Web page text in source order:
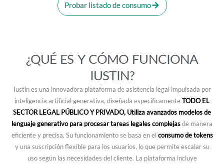
Probar listado de consumo
¿QUÉ ES Y CÓMO FUNCIONA
IUSTIN?
Iustin es una innovadora plataforma de asistencia legal impulsada por
inteligencia artificial generativa, diseñada específicamenteTODO EL
SECTOR LEGAL PÚBLICO Y PRIVADO, Utiliza avanzados modelos de
lenguaje generativo para procesar tareas legales complejasde manera
eficiente y precisa. Su funcionamiento se basa en elconsumo de tokens
y una suscripción flexible para los usuarios, lo que permite escalar su
uso según las necesidades del cliente. La plataforma incluye